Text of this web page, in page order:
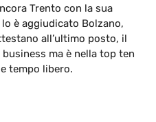
Trento con la sua
è aggiudicato Bolzano,
all’ultimo posto, il
business ma è nella top ten
tempo libero.